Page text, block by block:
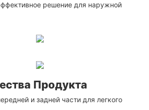
решение для наружной
Продукта
и задней части для легкого